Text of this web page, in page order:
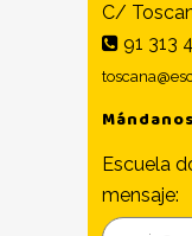
C/
91 313
Escuela
mensaje: